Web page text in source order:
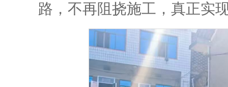
路，不再阻挠施工，真正实